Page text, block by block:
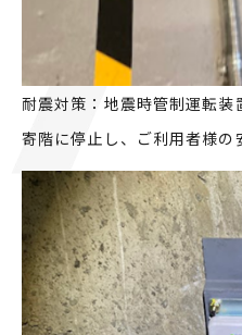
耐震対策：地震時管制運転
寄階に停止し、ご利用者様の